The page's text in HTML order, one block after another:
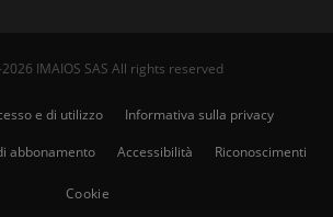
IMAIOS SAS All rights reserved
e di utilizzo
Informativa sulla privacy
abbonamento
Accessibilità Riconoscimenti
Cookie